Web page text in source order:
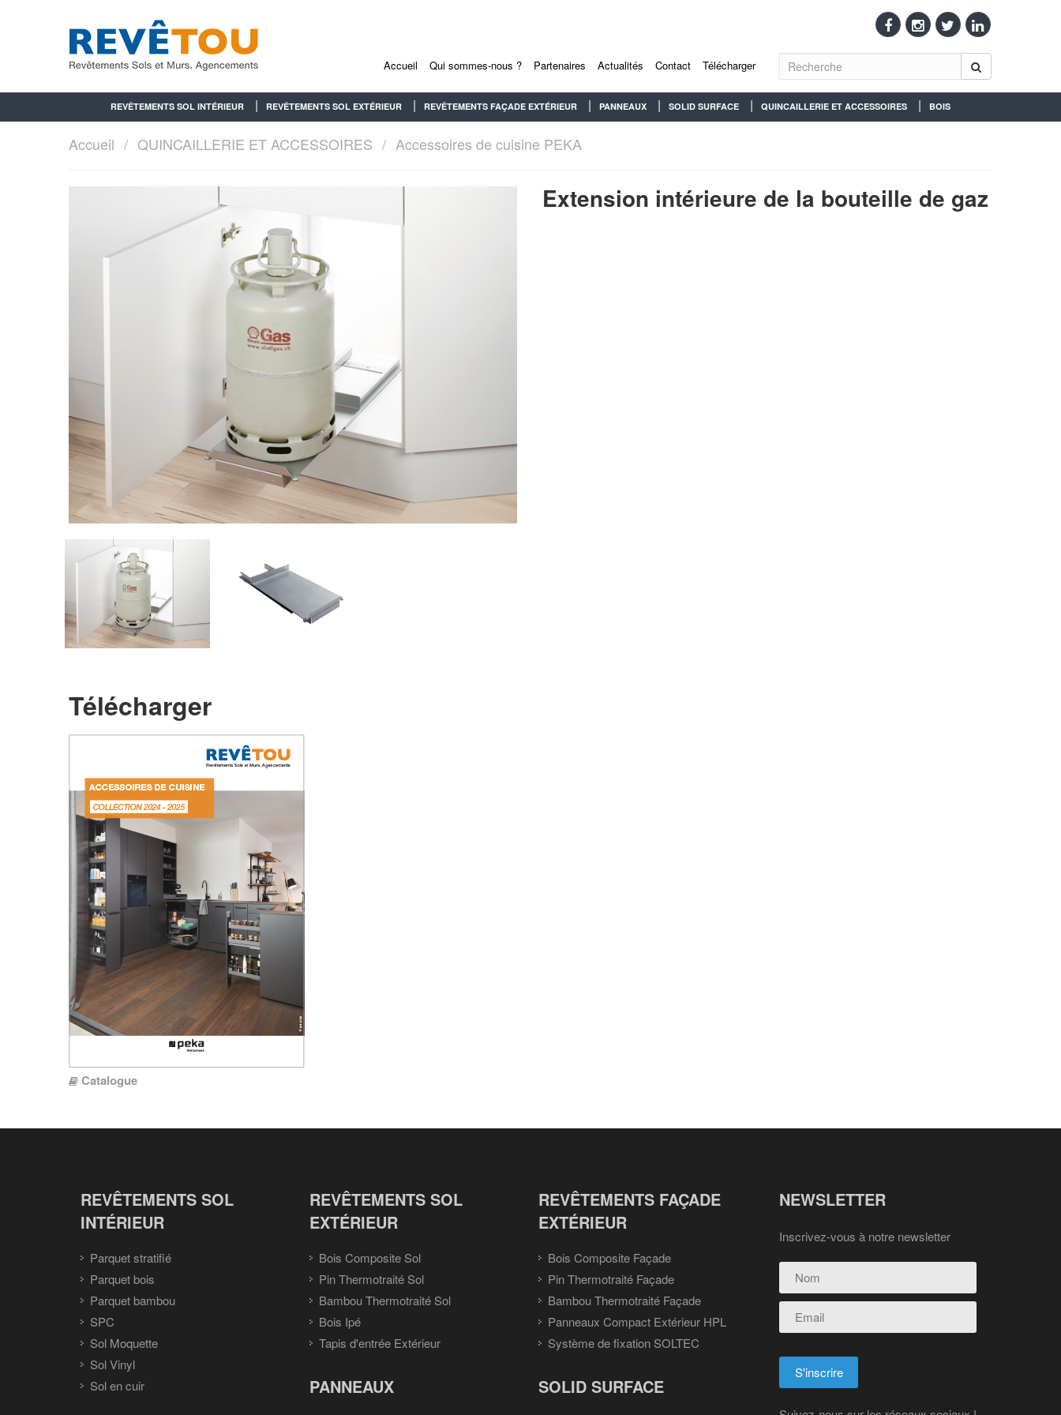
Accueil Qui sommes-nous ? Partenaires Actualités Contact Télécharger
REVÊTEMENTS SOL INTÉRIEUR REVÊTEMENTS SOL EXTÉRIEUR REVÊTEMENTS FAÇADE EXTÉRIEUR PANNEAUX SOLID SURFACE QUINCAILLERIE ET ACCESSOIRES BOIS
Accueil QUINCAILLERIE ET ACCESSOIRES Accessoires de cuisine PEKA
Télécharger
Catalogue
Extension intérieure de la bouteille de gaz
REVÊTEMENTS SOL
INTÉRIEUR
Parquet stratifié
Parquet bois
Parquet bambou
SPC
Sol Moquette
Sol Vinyl
Sol en cuir
REVÊTEMENTS SOL
EXTÉRIEUR
Bois Composite Sol
Pin Thermotraité Sol
Bambou Thermotraité Sol
Bois Ipé
Tapis d'entrée Extérieur
REVÊTEMENTS FAÇADE
EXTÉRIEUR
Bois Composite Façade
Pin Thermotraité Façade
Bambou Thermotraité Façade
Panneaux Compact Extérieur HPL
Système de fixation SOLTEC
PANNEAUX SOLID SURFACE
NEWSLETTER
Inscrivez-vous à notre newsletter